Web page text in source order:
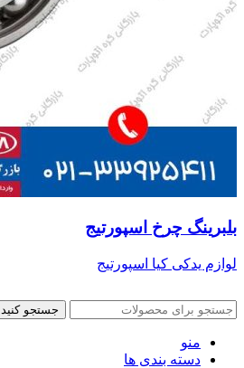
بلبرینگ چرخ اسپورتیج
لوازم یدکی کیا اسپورتیج
جستجو کنید
منو
دسته بندی ها